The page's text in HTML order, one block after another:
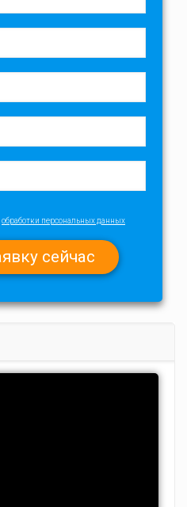
обработки персональных данных